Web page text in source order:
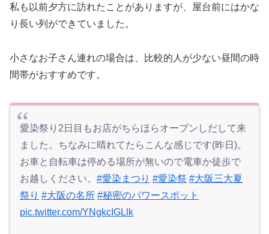
私も以前夕方に訪れたことがありますが、屋台前にはかな
り長い列ができていました。
小さなお子さん連れの場合は、比較的人が少ない昼間の時
間帯がおすすめです。
愛染祭り2日目もお店がちらほらオープンしだして来
ました。ちなみに晴れてたらこんな感じです(昨日)。
お車と自転車は停める場所が無いので電車か徒歩で
お越しください。 #愛染まつり #愛染祭 #大阪三大夏
祭り #大阪の名所 #秘密のパワースポット
pic.twitter.com/YNgkcIGLlk